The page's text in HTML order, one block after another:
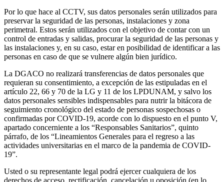
Por lo que hace al CCTV, sus datos personales serán utilizados para
preservar la seguridad de las personas, instalaciones y zona
perimetral. Estos serán utilizados con el objetivo de contar con un
control de entradas y salidas, procurar la seguridad de las personas y
las instalaciones y, en su caso, estar en posibilidad de identificar a las
personas en caso de que se vulnere algún bien jurídico.
La DGACO no realizará transferencias de datos personales que
requieran su consentimiento, a excepción de las estipuladas en el
artículo 22, 66 y 70 de la LG y 11 de los LPDUNAM, y salvo los
datos personales sensibles indispensables para nutrir la bitácora de
seguimiento cronológico del estado de personas sospechosas o
confirmadas por COVID-19, acorde con lo dispuesto en el punto V,
apartado concerniente a los “Responsables Sanitarios”, quinto
párrafo, de los “Lineamientos Generales para el regreso a las
actividades universitarias en el marco de la pandemia de COVID-
19”.
Usted o su representante legal podrá ejercer cualquiera de los